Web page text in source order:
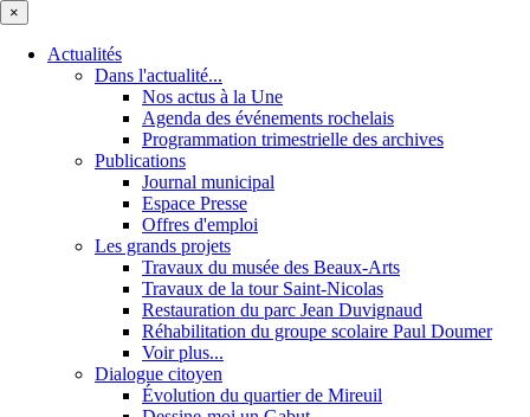
×
Actualités
Dans l'actualité...
Nos actus à la Une
Agenda des événements rochelais
Programmation trimestrielle des archives
Publications
Journal municipal
Espace Presse
Offres d'emploi
Les grands projets
Travaux du musée des Beaux-Arts
Travaux de la tour Saint-Nicolas
Restauration du parc Jean Duvignaud
Réhabilitation du groupe scolaire Paul Doumer
Voir plus...
Dialogue citoyen
Évolution du quartier de Mireuil